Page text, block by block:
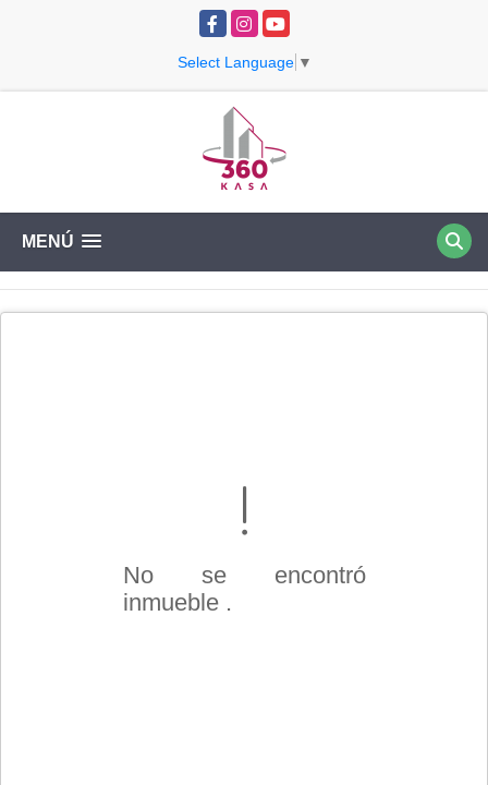
Facebook
InstagramYouTube
Select Language ▼
MENÚ
No se encontró
inmueble .